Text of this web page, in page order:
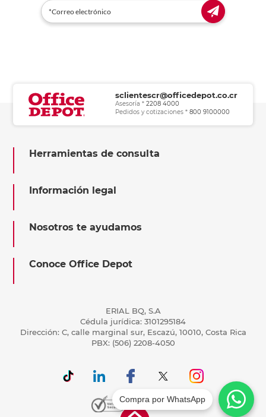
sclientescr@officedepot.co.cr
Asesoría *2208 4000
Pedidos y cotizaciones *800 9100000
Herramientas de consulta
Información legal
Nosotros te ayudamos
Conoce Office Depot
ERIAL BQ, S.A
Cédula jurídica: 3101295184
Dirección: C, calle marginal sur, Escazú, 10010, Costa Rica
PBX: (506) 2208-4050
Compra por WhatsApp